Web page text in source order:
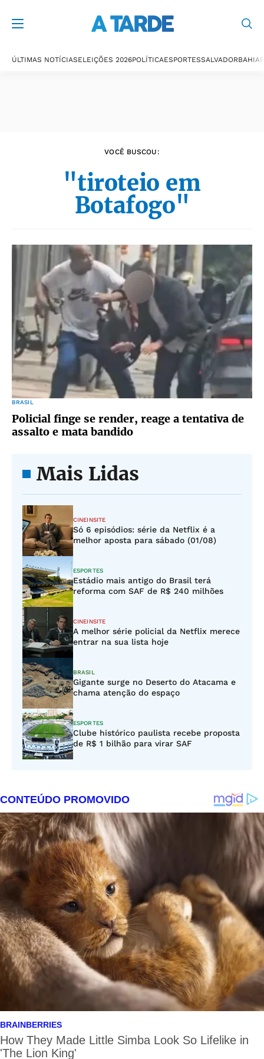
ÚLTIMAS NOTÍCIASELEIÇÕES 2026POLÍTICAESPORTESSALVADORBAHIA
VOCÊ BUSCOU:
"tiroteio em
Botafogo"
BRASIL
Policial finge se render, reage a tentativa de
assalto e mata bandido
Mais Lidas
CINEINSITE
Só 6 episódios: série da Netflix é a
melhor aposta para sábado (01/08)
ESPORTES
Estádio mais antigo do Brasil terá
reforma com SAF de R$ 240 milhões
CINEINSITE
A melhor série policial da Netflix merece
entrar na sua lista hoje
BRASIL
Gigante surge no Deserto do Atacama e
chama atenção do espaço
ESPORTES
Clube histórico paulista recebe proposta
de R$ 1 bilhão para virar SAF